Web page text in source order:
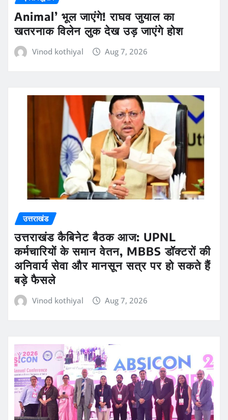
Animal’ भूल जाएंगे! राघव जुयाल का
खतरनाक विलेन लुक देख उड़ जाएंगे होश
Vinod kothiyal Aug 7, 2026
उत्तराखंड
उत्तराखंड कैबिनेट बैठक आज: UPNL
कर्मचारियों के समान वेतन, MBBS डॉक्टरों की
अनिवार्य सेवा और मानसून सत्र पर हो सकते हैं
बड़े फैसले
Vinod kothiyal Aug 7, 2026